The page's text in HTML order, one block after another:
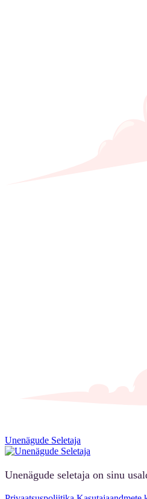
Unenägude Seletaja
Unenägude seletaja on sinu